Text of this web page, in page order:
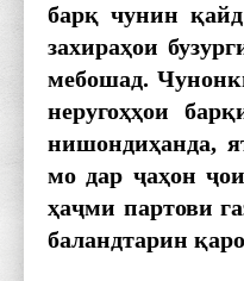
барқ чунин
захираҳои
мебошад.
неругоҳҳои
нишондиҳанда,
мо дар ҷаҳон
ҳаҷми партови
баландтарин